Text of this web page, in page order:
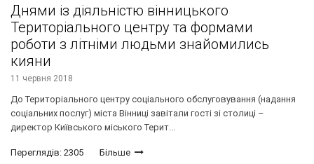
Днями із діяльністю вінницького
Територіального центру та формами
роботи з літніми людьми знайомились
кияни
11 червня 2018
До Територіального центру соціального обслуговування (надання
соціальних послуг) міста Вінниці завітали гості зі столиці –
директор Київського міського Терит...
Переглядів: 2305 Більше